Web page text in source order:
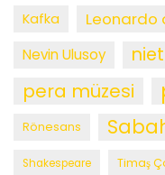
Kafka Leonardo
Nevin Ulusoy
pera müzesi
Rönesans
Shakespeare Timaş